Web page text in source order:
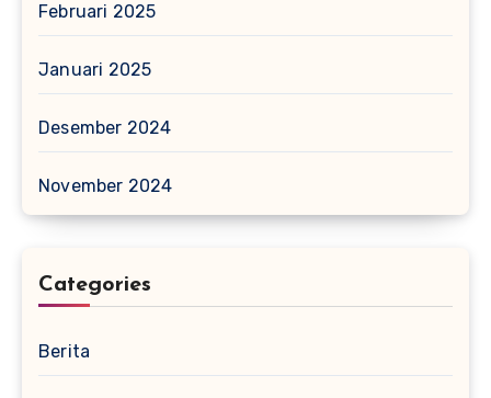
Februari 2025
Januari 2025
Desember 2024
November 2024
Categories
Berita